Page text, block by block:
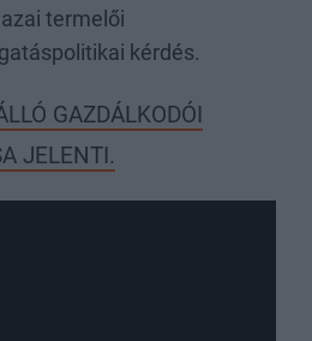
termelői
kérdés.
GAZDÁLKODÓI
JELENTI.